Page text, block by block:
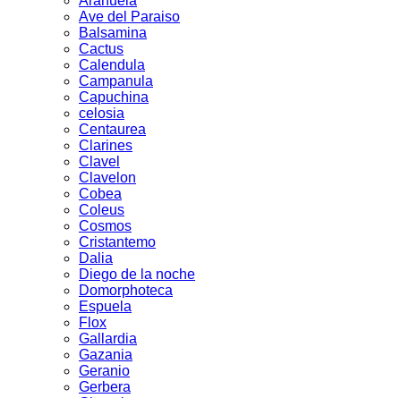
Ave del Paraiso
Balsamina
Cactus
Calendula
Campanula
Capuchina
celosia
Centaurea
Clarines
Clavel
Clavelon
Cobea
Coleus
Cosmos
Cristantemo
Dalia
Diego de la noche
Domorphoteca
Espuela
Flox
Gallardia
Gazania
Geranio
Gerbera